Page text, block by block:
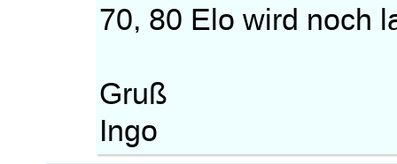
70, 80 Elo wird noch
Gruß
Ingo